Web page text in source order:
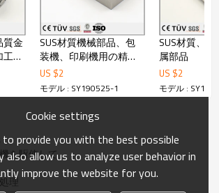
dalian、CIF、DDU、DDP
Paypal
:日本円、米ドル
様書:有 、包装:有 、梱包:有 、製品写真:
:有
遼寧省
：2008
金
し
SUS材質機械部品、包
装機、印刷機用の精密
パーツ
US $2
モデル : SY190525-1
SUS材質、
属部品
US $2
モデル :
を駆使して
理
Cookie settings
to provide you with the best possible
also allow us to analyze user behavior in
improve the website for you.